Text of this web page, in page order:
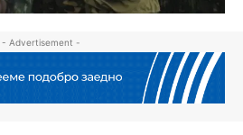
- Advertisement -